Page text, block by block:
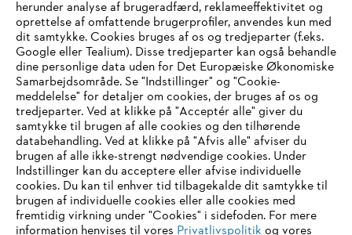
Information til leverandører
Produkter
Kontakt
Karriere
Whistleblower-system
herunder analyse af brugeradfærd, reklameeffektivitet og
oprettelse af omfattende brugerprofiler, anvendes kun med
dit samtykke. Cookies bruges af os og tredjeparter (f.eks.
Google eller Tealium). Disse tredjeparter kan også behandle
dine personlige data uden for Det Europæiske Økonomiske
Samarbejdsområde. Se "Indstillinger" og "Cookie-
meddelelse" for detaljer om cookies, der bruges af os og
tredjeparter. Ved at klikke på "Acceptér alle" giver du
samtykke til brugen af alle cookies og den tilhørende
databehandling. Ved at klikke på "Afvis alle" afviser du
brugen af alle ikke-strengt nødvendige cookies. Under
Indstillinger kan du acceptere eller afvise individuelle
cookies. Du kan til enhver tid tilbagekalde dit samtykke til
brugen af individuelle cookies eller alle cookies med
fremtidig virkning under "Cookies" i sidefoden. For mere
information henvises til vores Privatlivspolitik og vores